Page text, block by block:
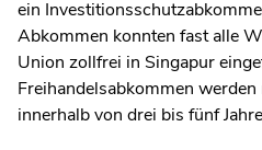
ein
Abkommen konnten fast alle
Union zollfrei in Singapur
Freihandelsabkommen
innerhalb von drei bis fünf